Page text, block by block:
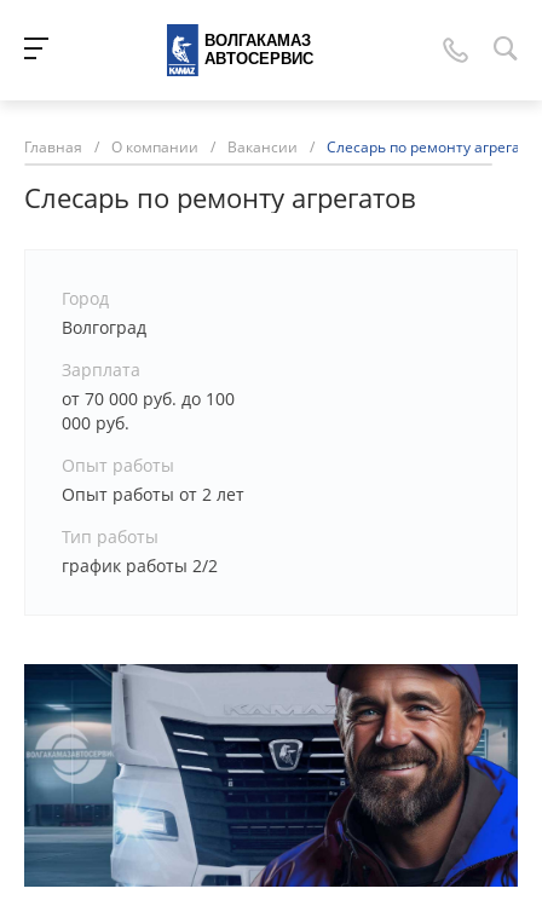
ВОЛГАКАМАЗ
АВТОСЕРВИС
Главная / О компании / Вакансии / Cлесарь по ремонту
Cлесарь по ремонту агрегатов
Город
Волгоград
Зарплата
от 70 000 руб. до 100
000 руб.
Опыт работы
Опыт работы от 2 лет
Тип работы
график работы 2/2